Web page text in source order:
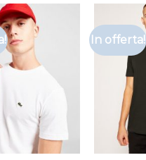
In offerta!